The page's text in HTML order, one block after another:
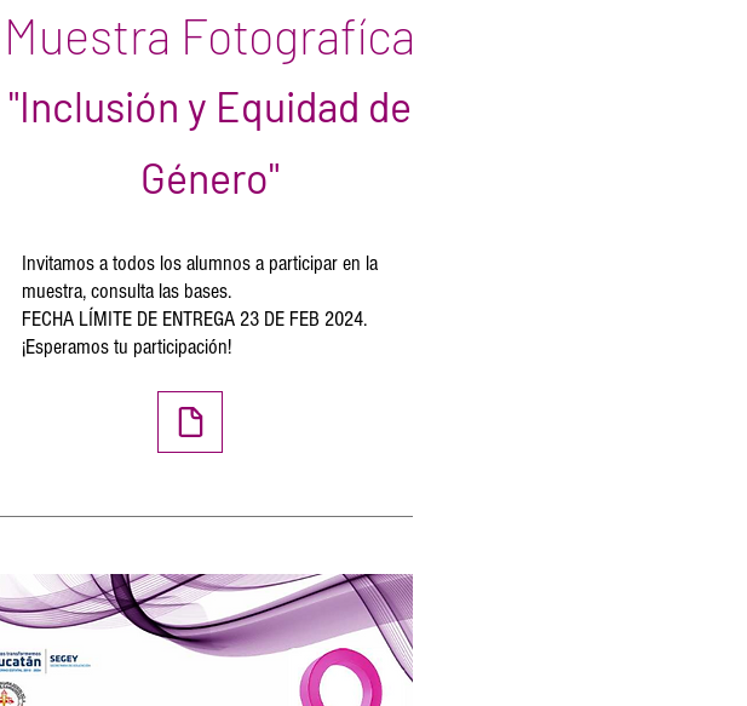
Muestra Fotografíca
"Inclusión y Equidad de
Género"
Invitamos a todos los alumnos a participar en la
muestra, consulta las bases.
FECHA LÍMITE DE ENTREGA 23 DE FEB 2024.
¡Esperamos tu participación!